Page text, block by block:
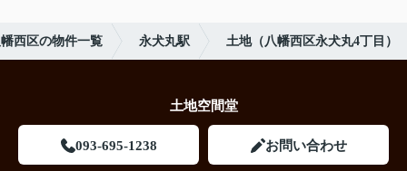
西区の物件一覧 永犬丸駅 土地（八幡西区永犬丸4丁目）
土地空間堂
093-695-1238 お問い合わせ